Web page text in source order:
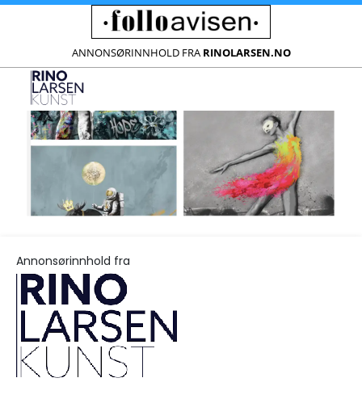
ANNONSØRINNHOLD FRA RINOLARSEN.NO
Annonsørinnhold fra